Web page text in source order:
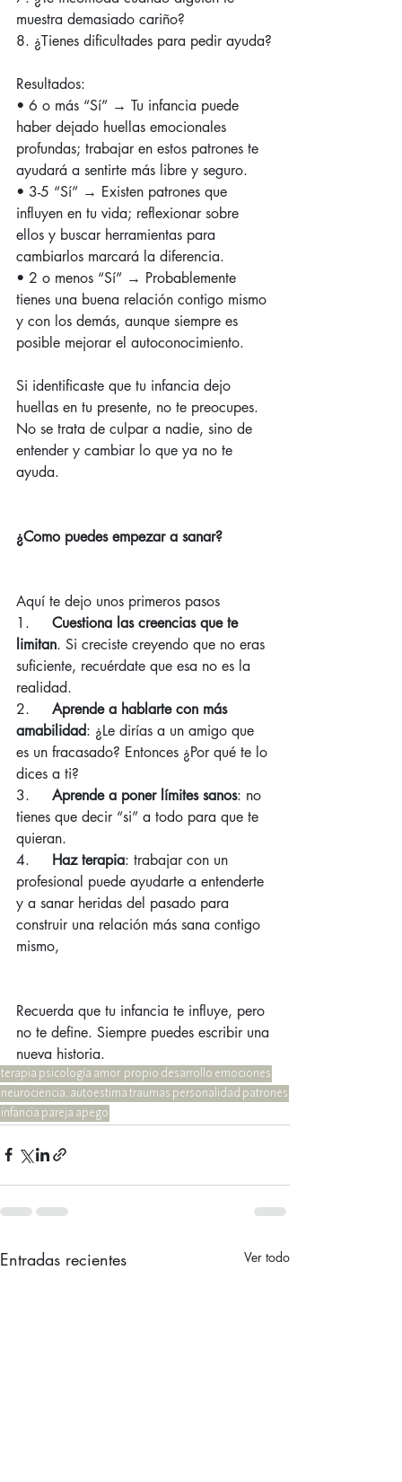
muestra demasiado cariño?
8. ¿Tienes dificultades para pedir ayuda?
Resultados:
• 6 o más “Sí” → Tu infancia puede
haber dejado huellas emocionales
profundas; trabajar en estos patrones te
ayudará a sentirte más libre y seguro.
• 3-5 “Sí” → Existen patrones que
influyen en tu vida; reflexionar sobre
ellos y buscar herramientas para
cambiarlos marcará la diferencia.
• 2 o menos “Sí” → Probablemente
tienes una buena relación contigo mismo
y con los demás, aunque siempre es
posible mejorar el autoconocimiento.
Si identificaste que tu infancia dejo
huellas en tu presente, no te preocupes.
No se trata de culpar a nadie, sino de
entender y cambiar lo que ya no te
ayuda.
¿Como puedes empezar a sanar?
Aquí te dejo unos primeros pasos
1. Cuestiona las creencias que te
limitan. Si creciste creyendo que no eras
suficiente, recuérdate que esa no es la
realidad.
2. Aprende a hablarte con más
amabilidad: ¿Le dirías a un amigo que
es un fracasado? Entonces ¿Por qué te lo
dices a ti?
3. Aprende a poner límites sanos: no
tienes que decir “si” a todo para que te
quieran.
4. Haz terapia: trabajar con un
profesional puede ayudarte a entenderte
y a sanar heridas del pasado para
construir una relación más sana contigo
mismo,
Recuerda que tu infancia te influye, pero
no te define. Siempre puedes escribir una
nueva historia.
terapia psicología amor propio desarrollo emociones
neurociencia. autoestimatraumas personalidad patrones
infancia pareja apego
Entradas recientes Ver todo